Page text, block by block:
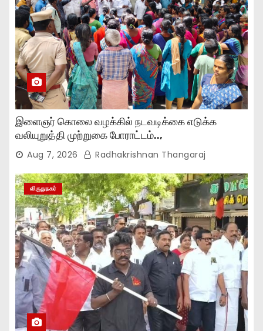
இளைஞர் கொலை வழக்கில் நடவடிக்கை எடுக்க
வலியுறுத்தி முற்றுகை போராட்டம்..,
Aug 7, 2026 Radhakrishnan Thangaraj
விருதுநகர்